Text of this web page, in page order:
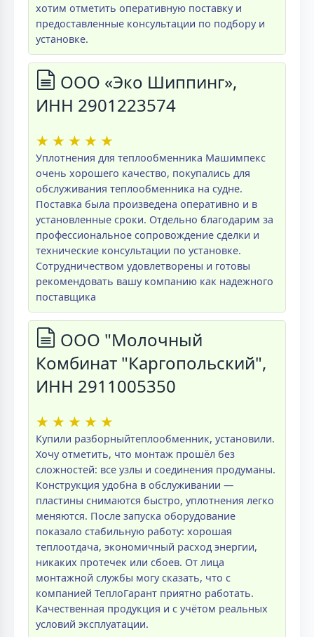
хотим отметить оперативную поставку и
предоставленные консультации по подбору и
установке.
ООО «Эко Шиппинг»,
ИНН 2901223574
★ ★ ★ ★ ★
Уплотнения для теплообменника Машимпекс
очень хорошего качество, покупались для
обслуживания теплообменника на судне.
Поставка была произведена оперативно и в
установленные сроки. Отдельно благодарим за
профессиональное сопровождение сделки и
технические консультации по установке.
Сотрудничеством удовлетворены и готовы
рекомендовать вашу компанию как надежного
поставщика
ООО "Молочный
Комбинат "Каргопольский",
ИНН 2911005350
★ ★ ★ ★ ★
Купили разборныйтеплообменник, установили.
Хочу отметить, что монтаж прошёл без
сложностей: все узлы и соединения продуманы.
Конструкция удобна в обслуживании —
пластины снимаются быстро, уплотнения легко
меняются. После запуска оборудование
показало стабильную работу: хорошая
теплоотдача, экономичный расход энергии,
никаких протечек или сбоев. От лица
монтажной службы могу сказать, что с
компанией ТеплоГарант приятно работать.
Качественная продукция и с учётом реальных
условий эксплуатации.